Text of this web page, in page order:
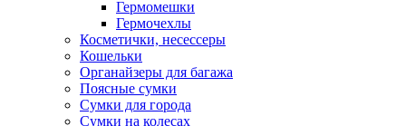
Гермомешки
Гермочехлы
Косметички, несессеры
Кошельки
Органайзеры для багажа
Поясные сумки
Сумки для города
Сумки на колесах